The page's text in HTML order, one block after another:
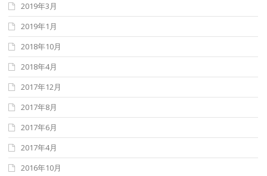
2019年3月
2019年1月
2018年10月
2018年4月
2017年12月
2017年8月
2017年6月
2017年4月
2016年10月